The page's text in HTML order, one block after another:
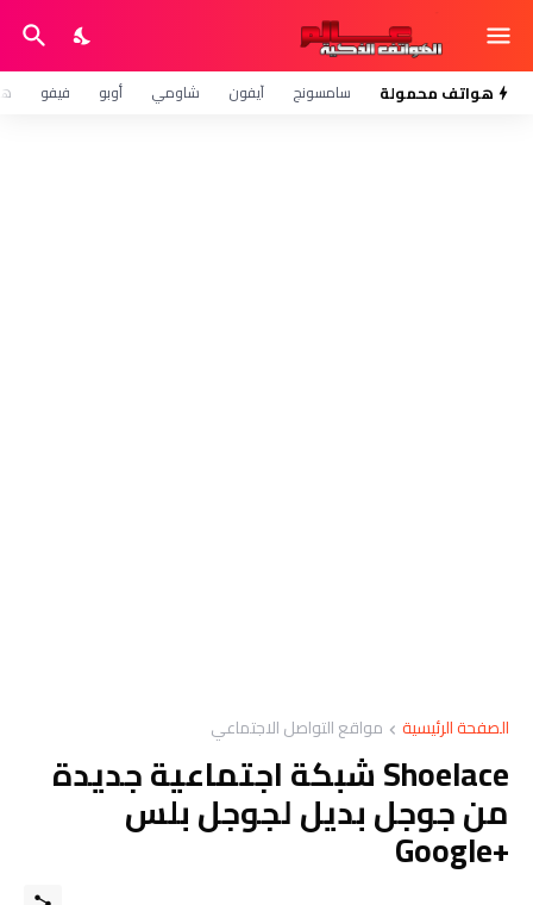
هواتف محمولة سامسونج آيفون شاومي أوبو فيفو
الصفحة الرئيسية مواقع التواصل الاجتماعي
Shoelace شبكة اجتماعية جديدة
من جوجل بديل لجوجل بلس
+Google